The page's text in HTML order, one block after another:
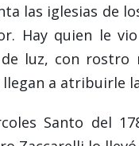
las iglesias de
Hay quien le
luz, con rostro
llegan a atribuirle
Santo del